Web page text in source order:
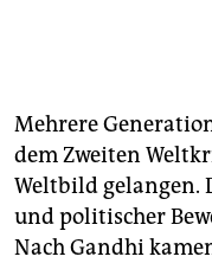
Mehrere
dem Zweiten
Weltbild gelangen.
und politischer
Nach Gandhi